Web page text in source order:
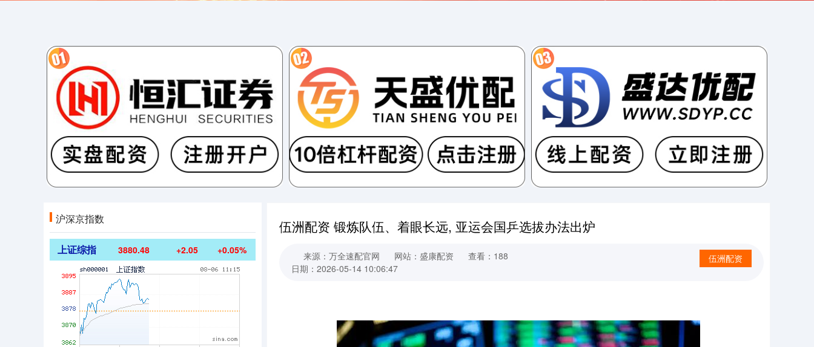
伍洲配资 锻炼队伍、着眼长远, 亚运会国乒选拔办法出炉
伍洲配资
来源：万全速配官网 网站：盛康配资
查看：188
日期：2026-05-14 10:06:47
沪深京指数
上证综指 3880.48 +2.05 +0.05%